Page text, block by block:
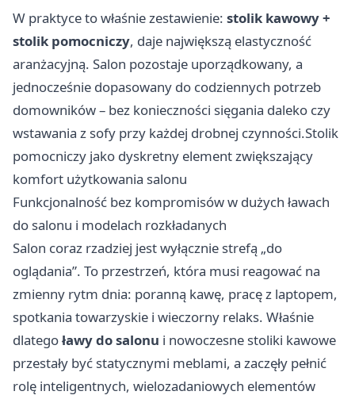
W praktyce to właśnie zestawienie: stolik kawowy +
stolik pomocniczy, daje największą elastyczność
aranżacyjną. Salon pozostaje uporządkowany, a
jednocześnie dopasowany do codziennych potrzeb
domowników – bez konieczności sięgania daleko czy
wstawania z sofy przy każdej drobnej czynności.Stolik
pomocniczy jako dyskretny element zwiększający
komfort użytkowania salonu
Funkcjonalność bez kompromisów w dużych ławach
do salonu i modelach rozkładanych
Salon coraz rzadziej jest wyłącznie strefą „do
oglądania”. To przestrzeń, która musi reagować na
zmienny rytm dnia: poranną kawę, pracę z laptopem,
spotkania towarzyskie i wieczorny relaks. Właśnie
dlategoławy do salonu i nowoczesne stoliki kawowe
przestały być statycznymi meblami, a zaczęły pełnić
rolę inteligentnych, wielozadaniowych elementów